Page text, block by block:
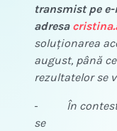
transmist pe
adresa
soluționarea
august, până
rezultatelor se
- În
se